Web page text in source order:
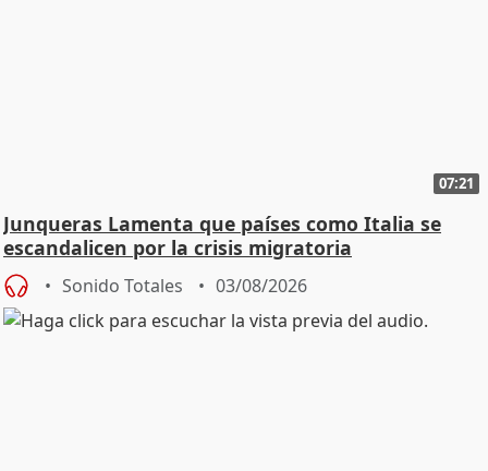
07:21
Junqueras Lamenta que países como Italia se
escandalicen por la crisis migratoria
Sonido Totales 03/08/2026